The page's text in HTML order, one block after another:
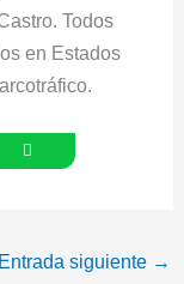
Todos
en Estados
Entrada siguiente →